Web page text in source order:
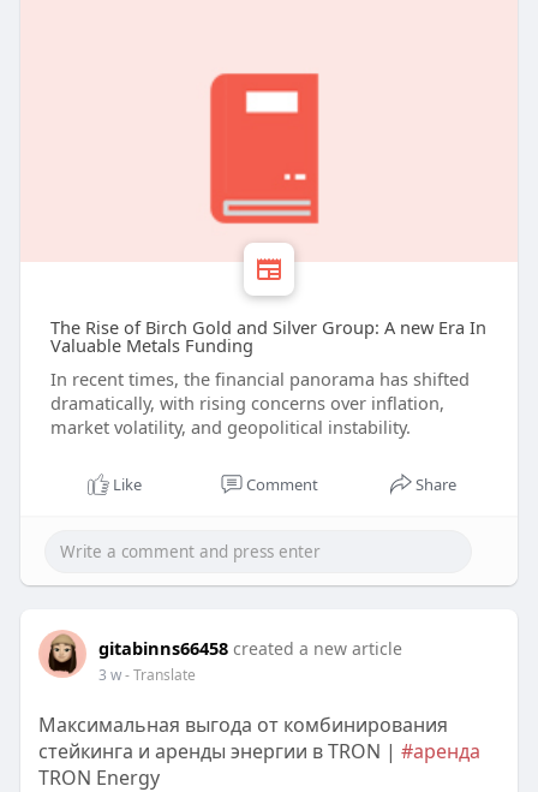
The Rise of Birch Gold and Silver Group: A new Era In
Valuable Metals Funding
In recent times, the financial panorama has shifted
dramatically, with rising concerns over inflation,
market volatility, and geopolitical instability.
Like Comment Share
gitabinns66458 created a new article
3 w- Translate
Максимальная выгода от комбинирования
стейкинга и аренды энергии в TRON | #аренда
TRON Energy